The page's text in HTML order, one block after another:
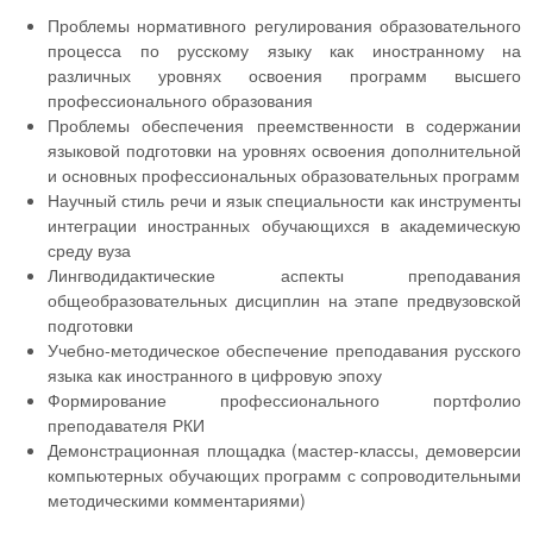
Проблемы нормативного регулирования образовательного
процесса по русскому языку как иностранному на
различных уровнях освоения программ высшего
профессионального образования
Проблемы обеспечения преемственности в содержании
языковой подготовки на уровнях освоения дополнительной
и основных профессиональных образовательных программ
Научный стиль речи и язык специальности как инструменты
интеграции иностранных обучающихся в академическую
среду вуза
Лингводидактические аспекты преподавания
общеобразовательных дисциплин на этапе предвузовской
подготовки
Учебно-методическое обеспечение преподавания русского
языка как иностранного в цифровую эпоху
Формирование профессионального портфолио
преподавателя РКИ
Демонстрационная площадка (мастер-классы, демоверсии
компьютерных обучающих программ с сопроводительными
методическими комментариями)